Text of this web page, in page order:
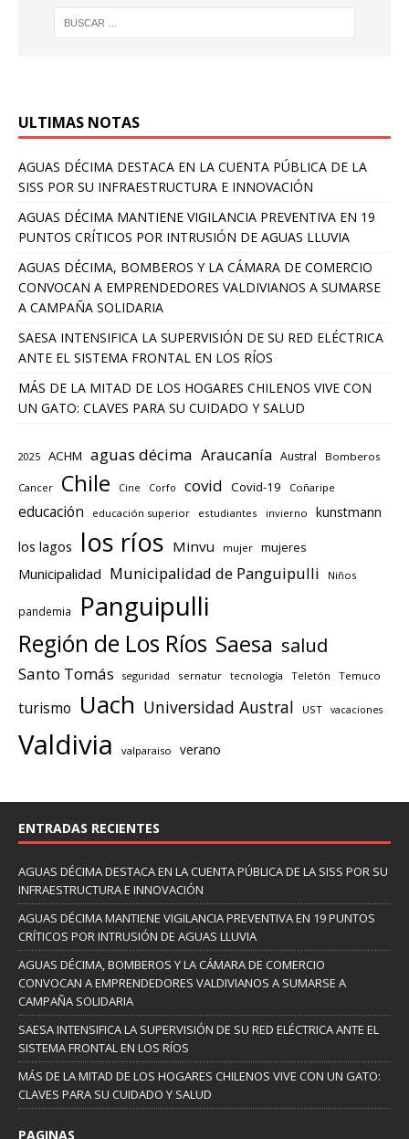
ULTIMAS NOTAS
AGUAS DÉCIMA DESTACA EN LA CUENTA PÚBLICA DE LA
SISS POR SU INFRAESTRUCTURA E INNOVACIÓN
AGUAS DÉCIMA MANTIENE VIGILANCIA PREVENTIVA EN 19
PUNTOS CRÍTICOS POR INTRUSIÓN DE AGUAS LLUVIA
AGUAS DÉCIMA, BOMBEROS Y LA CÁMARA DE COMERCIO
CONVOCAN A EMPRENDEDORES VALDIVIANOS A SUMARSE
A CAMPAÑA SOLIDARIA
SAESA INTENSIFICA LA SUPERVISIÓN DE SU RED ELÉCTRICA
ANTE EL SISTEMA FRONTAL EN LOS RÍOS
MÁS DE LA MITAD DE LOS HOGARES CHILENOS VIVE CON
UN GATO: CLAVES PARA SU CUIDADO Y SALUD
2025 ACHM aguas décima Araucanía Austral Bomberos
Cancer Chile Cine Corfo covid Covid-19 Coñaripe
educación educación superior estudiantes invierno kunstmann
los lagos los ríos Minvu mujer mujeres
Municipalidad Municipalidad de Panguipulli Niños
pandemia Panguipulli
Región de Los Ríos Saesa salud
Santo Tomás seguridad sernatur tecnología Teletón Temuco
turismo Uach Universidad Austral UST vacaciones
Valdivia valparaiso verano
ENTRADAS RECIENTES
AGUAS DÉCIMA DESTACA EN LA CUENTA PÚBLICA DE LA SISS POR SU
INFRAESTRUCTURA E INNOVACIÓN
AGUAS DÉCIMA MANTIENE VIGILANCIA PREVENTIVA EN 19 PUNTOS
CRÍTICOS POR INTRUSIÓN DE AGUAS LLUVIA
AGUAS DÉCIMA, BOMBEROS Y LA CÁMARA DE COMERCIO
CONVOCAN A EMPRENDEDORES VALDIVIANOS A SUMARSE A
CAMPAÑA SOLIDARIA
SAESA INTENSIFICA LA SUPERVISIÓN DE SU RED ELÉCTRICA ANTE EL
SISTEMA FRONTAL EN LOS RÍOS
MÁS DE LA MITAD DE LOS HOGARES CHILENOS VIVE CON UN GATO:
CLAVES PARA SU CUIDADO Y SALUD
PAGINAS